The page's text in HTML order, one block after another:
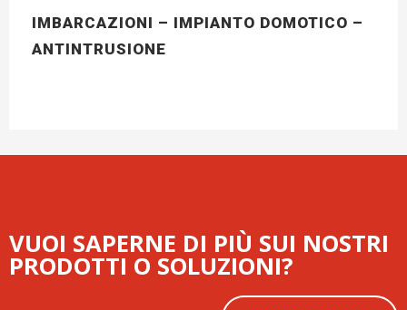
IMBARCAZIONI – IMPIANTO DOMOTICO –
ANTINTRUSIONE
VUOI SAPERNE DI PIÙ SUI NOSTRI
PRODOTTI O SOLUZIONI?